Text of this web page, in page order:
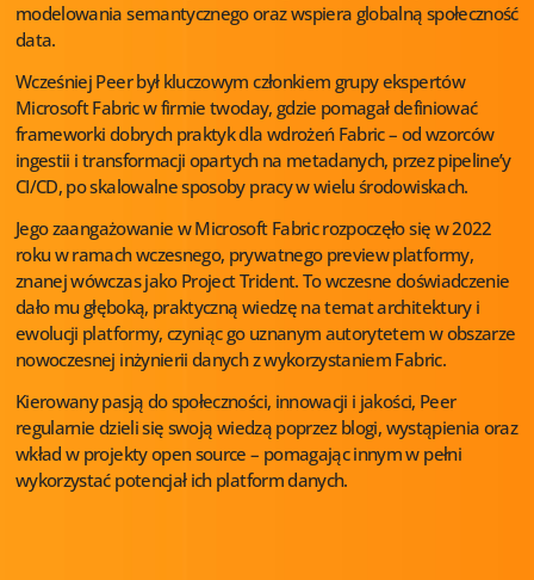
modelowania semantycznego oraz wspiera globalną społeczność
data.
Wcześniej Peer był kluczowym członkiem grupy ekspertów
Microsoft Fabric w firmie twoday, gdzie pomagał definiować
frameworki dobrych praktyk dla wdrożeń Fabric – od wzorców
ingestii i transformacji opartych na metadanych, przez pipeline’y
CI/CD, po skalowalne sposoby pracy w wielu środowiskach.
Jego zaangażowanie w Microsoft Fabric rozpoczęło się w 2022
roku w ramach wczesnego, prywatnego preview platformy,
znanej wówczas jako Project Trident. To wczesne doświadczenie
dało mu głęboką, praktyczną wiedzę na temat architektury i
ewolucji platformy, czyniąc go uznanym autorytetem w obszarze
nowoczesnej inżynierii danych z wykorzystaniem Fabric.
Kierowany pasją do społeczności, innowacji i jakości, Peer
regularnie dzieli się swoją wiedzą poprzez blogi, wystąpienia oraz
wkład w projekty open source – pomagając innym w pełni
wykorzystać potencjał ich platform danych.